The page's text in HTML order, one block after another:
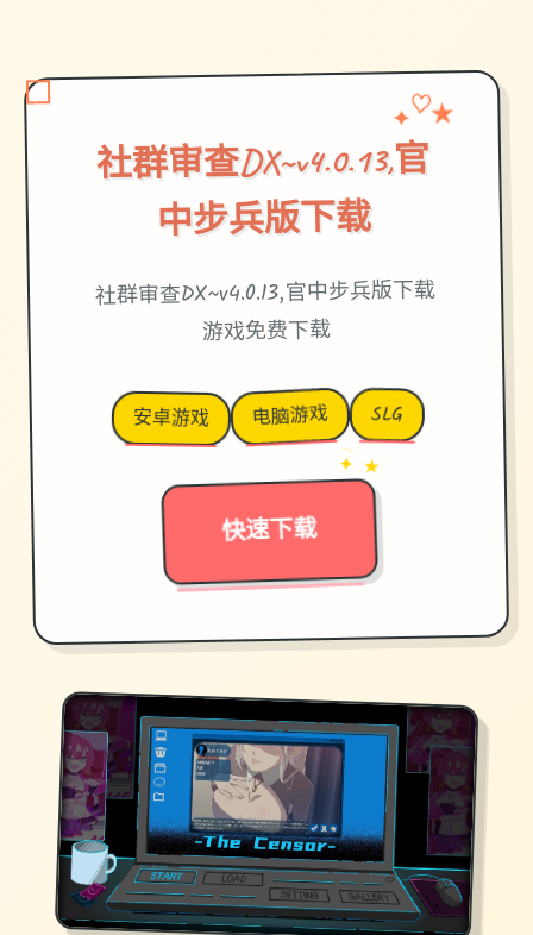
社群审查DX~v4.0.13,官
中步兵版下载
✦ ♡ ★
社群审查DX~v4.0.13,官中步兵版下载
游戏免费下载
安卓游戏 电脑游戏 SLG
快速下载
→
✦ ★